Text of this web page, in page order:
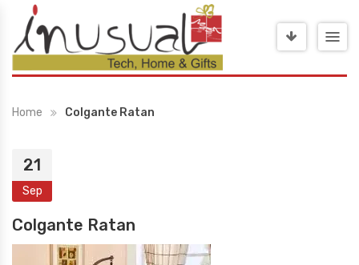
Home Colgante Ratan
21
Sep
Colgante Ratan